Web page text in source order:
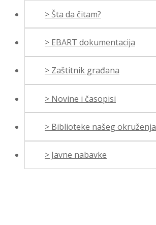
> Šta da čitam?
> EBART dokumentacija
> Zaštitnik građana
> Novine i časopisi
> Biblioteke našeg okruženja
> Javne nabavke